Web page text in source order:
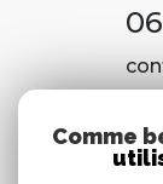
Comme